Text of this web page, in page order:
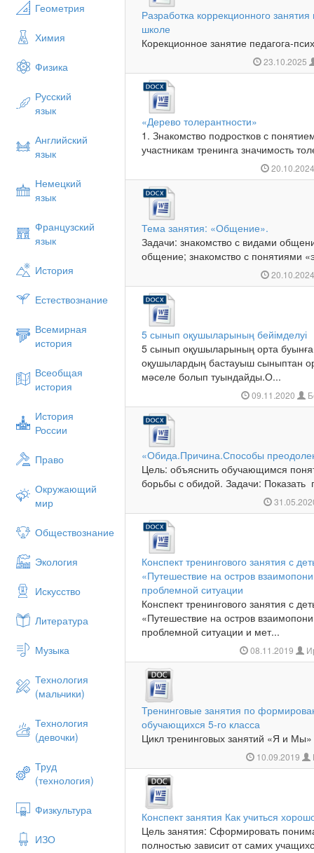
Геометрия
Химия
Физика
Русский
язык
Английский
язык
Немецкий
язык
Французский
язык
История
Естествознание
Всемирная
история
Всеобщая
история
История
России
Право
Окружающий
мир
Обществознание
Экология
Искусство
Литература
Музыка
Технология
(мальчики)
Технология
(девочки)
Труд
(технология)
Физкультура
ИЗО
Разработка коррекционного
школе
Корекционное занятие педагога-
23.10.2025
«Дерево толерантности»
1. Знакомство подростков с
участникам тренинга значимость
Тема занятия: «Общение».
Задачи: знакомство с видами
общение; знакомство с понятиями
5 сынып оқушыларының бейімделуі
5 сынып оқушыларының орта
оқушылардың бастауыш сыныптан
мәселе болып туындайды.О...
09.11.2020
«Обида.Причина.Способы
Цель: объяснить обучающимся
борьбы с обидой. Задачи: Показать
Конспект тренингового занятия с
«Путешествие на остров
проблемной ситуации
Конспект тренингового занятия с
«Путешествие на остров
проблемной ситуации и мет...
08.11.2019
Тренинговые занятия по
обучающихся 5-го класса
Цикл тренинговых занятий «Я и Мы»
10.09.2019
Конспект занятия Как учиться
Цель занятия: Сформировать
полностью зависит от самих